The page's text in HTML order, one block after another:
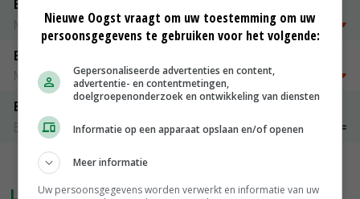
Emmeloord Tarwe
Noteringen
€ 205,00~ € 208,00
Emmeloord Schaaltjespeen
Noteringen
€ 5,00
Bintje A 28/35
Bintje Info
€ 48,00~ € 52,00
MEER MARKTPRIJZEN
LAATSTE NIEUWS
Nieuwe Oogst vraagt om uw toestemming om uw
persoonsgegevens te gebruiken voor het volgende:
Gepersonaliseerde advertenties en content,
advertentie- en contentmetingen,
doelgroepenonderzoek en ontwikkeling van diensten
Informatie op een apparaat opslaan en/of openen
Meer informatie
Uw persoonsgegevens worden verwerkt en informatie van uw